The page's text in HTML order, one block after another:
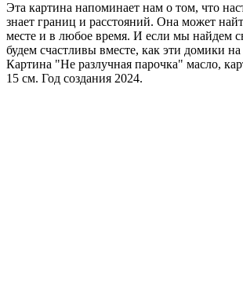
Эта картина напоминает нам о том, что
знает границ и расстояний. Она может
месте и в любое время. И если мы найдем
будем счастливы вместе, как эти домики
Картина "Не разлучная парочка" масло,
15 см. Год создания 2024.